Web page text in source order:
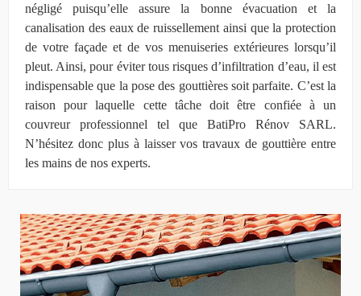
négligé puisqu’elle assure la bonne évacuation et la
canalisation des eaux de ruissellement ainsi que la protection
de votre façade et de vos menuiseries extérieures lorsqu’il
pleut. Ainsi, pour éviter tous risques d’infiltration d’eau, il est
indispensable que la pose des gouttières soit parfaite. C’est la
raison pour laquelle cette tâche doit être confiée à un
couvreur professionnel tel que BatiPro Rénov SARL.
N’hésitez donc plus à laisser vos travaux de gouttière entre
les mains de nos experts.